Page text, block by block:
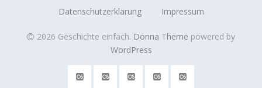
Datenschutzerklärung Impressum
2026 Geschichte einfach. Donna Theme powered by
WordPress